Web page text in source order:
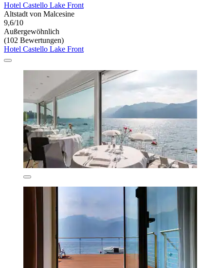
Hotel Castello Lake Front
Altstadt von Malcesine
9,6/10
Außergewöhnlich
(102 Bewertungen)
Hotel Castello Lake Front